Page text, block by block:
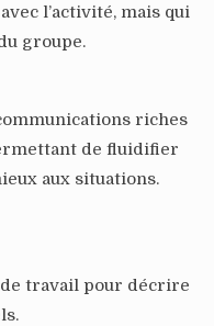
l’activité, mais qui
groupe.
riches
de fluidifier
aux situations.
travail pour décrire